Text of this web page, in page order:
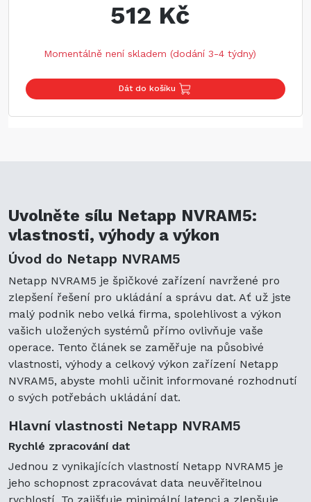
512 Kč
Momentálně není skladem (dodání 3-4 týdny)
Dát do košíku
Uvolněte sílu Netapp NVRAM5:
vlastnosti, výhody a výkon
Úvod do Netapp NVRAM5
Netapp NVRAM5 je špičkové zařízení navržené pro
zlepšení řešení pro ukládání a správu dat. Ať už jste
malý podnik nebo velká firma, spolehlivost a výkon
vašich uložených systémů přímo ovlivňuje vaše
operace. Tento článek se zaměřuje na působivé
vlastnosti, výhody a celkový výkon zařízení Netapp
NVRAM5, abyste mohli učinit informované rozhodnutí
o svých potřebách ukládání dat.
Hlavní vlastnosti Netapp NVRAM5
Rychlé zpracování dat
Jednou z vynikajících vlastností Netapp NVRAM5 je
jeho schopnost zpracovávat data neuvěřitelnou